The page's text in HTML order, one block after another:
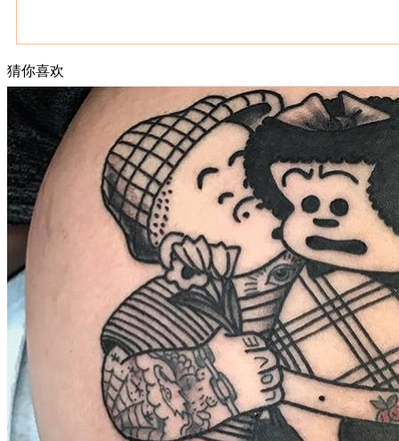
武汉老兵纹身微信
： 服务号：laobingwenshen 订阅号：laobing66666 打造国
文资讯！精美纹身图案及手稿 纹身作品 一站搞定！回复相
问千万素材的微官网，中国最强最全纹身图案尽在其中！
猜你喜欢